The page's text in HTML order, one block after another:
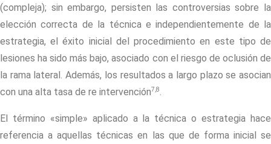
(compleja); sin embargo, persisten las controversias sobre la
elección correcta de la técnica e independientemente de la
estrategia, el éxito inicial del procedimiento en este tipo de
lesiones ha sido más bajo, asociado con el riesgo de oclusión de
la rama lateral. Además, los resultados a largo plazo se asocian
con una alta tasa de re intervención7,8.
El término «simple» aplicado a la técnica o estrategia hace
referencia a aquellas técnicas en las que de forma inicial se